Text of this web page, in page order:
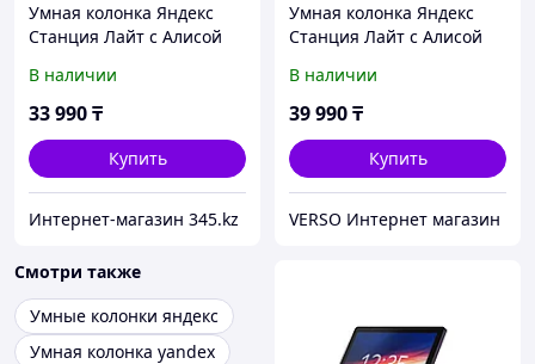
Умная колонка Яндекс
Станция Лайт с Алисой
Коралловый
В наличии
33 990₸
Купить
Интернет-магазин 345.kz
Умная колонка Яндекс
Станция Лайт с Алисой
Фиолетовый
В наличии
39 990₸
Купить
VERSO Интернет магазин
Смотри также
Умные колонки яндекс
Умная колонка yandex